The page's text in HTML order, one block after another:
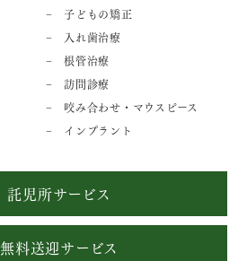
子どもの矯正
入れ歯治療
根管治療
訪問診療
咬み合わせ・マウスピース
インプラント
託児所サービス
無料送迎サービス